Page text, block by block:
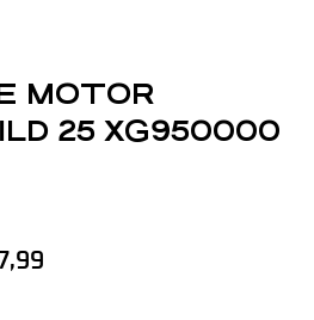
MOTOR
25 XG950000